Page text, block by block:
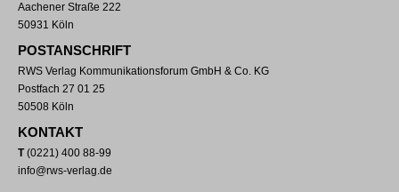
Aachener Straße 222
50931 Köln
POSTANSCHRIFT
RWS Verlag Kommunikationsforum GmbH & Co. KG
Postfach 27 01 25
50508 Köln
KONTAKT
T(0221) 400 88-99
info@rws-verlag.de